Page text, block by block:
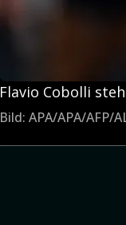
Flavio Cobolli
Bild: APA/APA/AFP/